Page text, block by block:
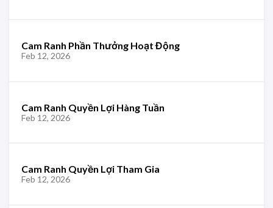
Cam Ranh Phần Thưởng Hoạt Động
Feb 12, 2026
Cam Ranh Quyền Lợi Hàng Tuần
Feb 12, 2026
Cam Ranh Quyền Lợi Tham Gia
Feb 12, 2026